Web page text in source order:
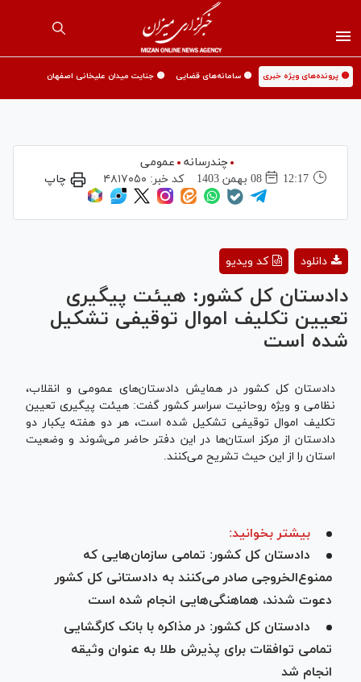
🟡 پرونده‌های ویژه خبری 🟡 سامانه‌های قضایی 🟡 جنایت میدان علیخانی اصفهان
چندرسانه
عمومی
12:17
08 بهمن 1403 کد خبر: ۴۸۱۷۰۵۰ چاپ
Video
کد ویدیو دانلود
دادستان کل کشور: هیئت پیگیری
تعیین تکلیف اموال توقیفی تشکیل
شده است
دادستان کل کشور در همایش دادستان‌های عمومی و انقلاب،
نظامی و ویژه روحانیت سراسر کشور گفت: هیئت پیگیری تعیین
تکلیف اموال توقیفی تشکیل شده است، هر دو هفته یکبار دو
دادستان از مرکز استان‌ها در این دفتر حاضر می‌شوند و وضعیت
استان را از این حیث تشریح می‌کنند.
بیشتر بخوانید:
دادستان کل کشور: تمامی سازمان‌هایی که
ممنوع‌الخروجی صادر می‌کنند به دادستانی کل کشور
دعوت شدند، هماهنگی‌هایی انجام شده است
دادستان کل کشور: در مذاکره با بانک کارگشایی
تمامی توافقات برای پذیرش طلا به عنوان وثیقه
انجام شد